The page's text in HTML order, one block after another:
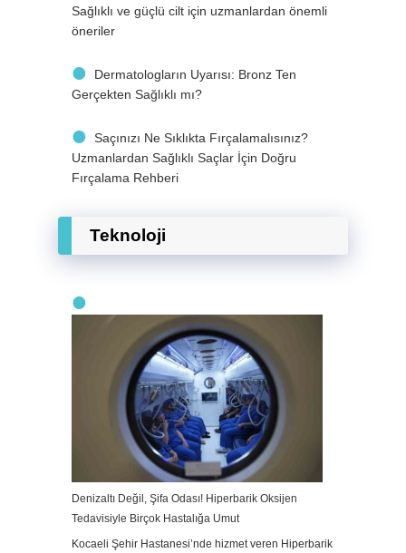
Sağlıklı ve güçlü cilt için uzmanlardan önemli
öneriler
Dermatologların Uyarısı: Bronz Ten
Gerçekten Sağlıklı mı?
Saçınızı Ne Sıklıkta Fırçalamalısınız?
Uzmanlardan Sağlıklı Saçlar İçin Doğru
Fırçalama Rehberi
Teknoloji
Denizaltı Değil, Şifa Odası! Hiperbarik Oksijen
Tedavisiyle Birçok Hastalığa Umut
Kocaeli Şehir Hastanesi’nde hizmet veren Hiperbarik